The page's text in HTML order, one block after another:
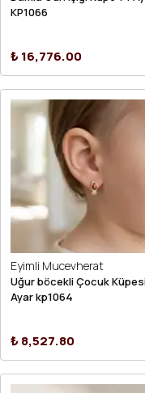
KP1066
₺ 16,776.00
Eyimli Mucevherat
Uğur böcekli Çocuk
Ayar kp1064
₺ 8,527.80